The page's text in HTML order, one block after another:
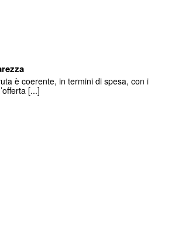
è coerente, in termini di spesa, con i
[...]